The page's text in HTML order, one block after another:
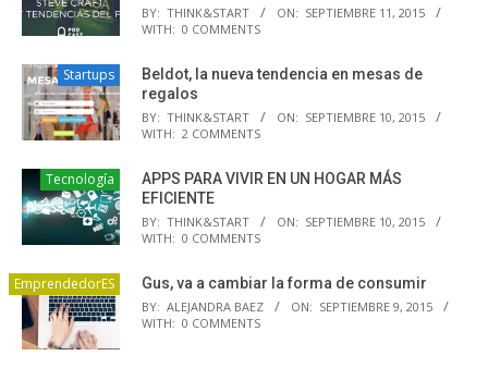
BY: THINK&START ON: SEPTIEMBRE 11, 2015
WITH: 0 COMMENTS
Startups
Beldot, la nueva tendencia en mesas de
regalos
BY: THINK&START ON: SEPTIEMBRE 10, 2015
WITH: 2 COMMENTS
Tecnología
APPS PARA VIVIR EN UN HOGAR MÁS
EFICIENTE
BY: THINK&START ON: SEPTIEMBRE 10, 2015
WITH: 0 COMMENTS
EmprendedorES Gus, va a cambiar la forma de consumir
BY: ALEJANDRA BAEZ ON: SEPTIEMBRE 9, 2015
WITH: 0 COMMENTS